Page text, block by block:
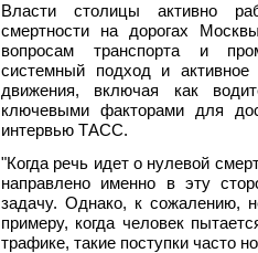
Власти столицы активно
смертности на дорогах
вопросам транспорта и
системный подход и активное
движения, включая как
ключевыми факторами для
интервью ТАСС.
"Когда речь идет о нулевой
направлено именно в эту
задачу. Однако, к сожалению,
примеру, когда человек
трафике, такие поступки часто